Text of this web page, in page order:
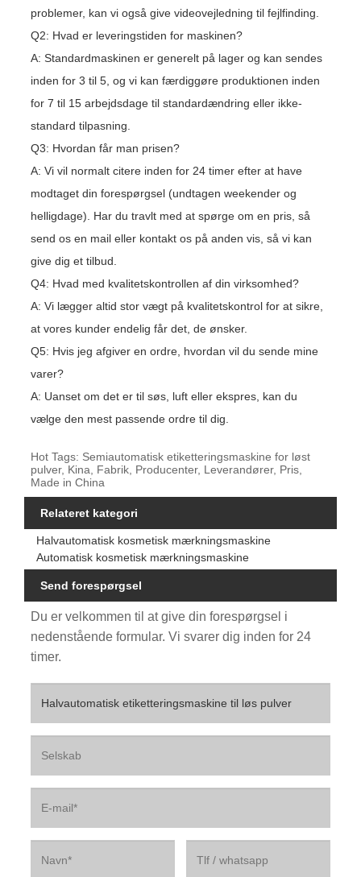
problemer, kan vi også give videovejledning til fejlfinding.
Q2: Hvad er leveringstiden for maskinen?
A: Standardmaskinen er generelt på lager og kan sendes
inden for 3 til 5, og vi kan færdiggøre produktionen inden
for 7 til 15 arbejdsdage til standardændring eller ikke-
standard tilpasning.
Q3: Hvordan får man prisen?
A: Vi vil normalt citere inden for 24 timer efter at have
modtaget din forespørgsel (undtagen weekender og
helligdage). Har du travlt med at spørge om en pris, så
send os en mail eller kontakt os på anden vis, så vi kan
give dig et tilbud.
Q4: Hvad med kvalitetskontrollen af ​​din virksomhed?
A: Vi lægger altid stor vægt på kvalitetskontrol for at sikre,
at vores kunder endelig får det, de ønsker.
Q5: Hvis jeg afgiver en ordre, hvordan vil du sende mine
varer?
A: Uanset om det er til søs, luft eller ekspres, kan du
vælge den mest passende ordre til dig.
Hot Tags: Semiautomatisk etiketteringsmaskine for løst
pulver, Kina, Fabrik, Producenter, Leverandører, Pris,
Made in China
Relateret kategori
Halvautomatisk kosmetisk mærkningsmaskine
Automatisk kosmetisk mærkningsmaskine
Send forespørgsel
Du er velkommen til at give din forespørgsel i
nedenstående formular. Vi svarer dig inden for 24
timer.